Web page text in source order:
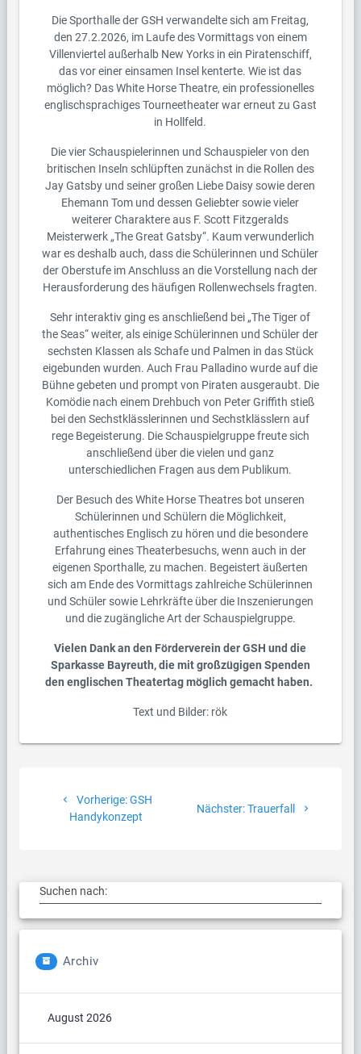
Die Sporthalle der GSH verwandelte sich am Freitag,
den 27.2.2026, im Laufe des Vormittags von einem
Villenviertel außerhalb New Yorks in ein Piratenschiff,
das vor einer einsamen Insel kenterte. Wie ist das
möglich? Das White Horse Theatre, ein professionelles
englischsprachiges Tourneetheater war erneut zu Gast
in Hollfeld.
Die vier Schauspielerinnen und Schauspieler von den
britischen Inseln schlüpften zunächst in die Rollen des
Jay Gatsby und seiner großen Liebe Daisy sowie deren
Ehemann Tom und dessen Geliebter sowie vieler
weiterer Charaktere aus F. Scott Fitzgeralds
Meisterwerk „The Great Gatsby“. Kaum verwunderlich
war es deshalb auch, dass die Schülerinnen und Schüler
der Oberstufe im Anschluss an die Vorstellung nach der
Herausforderung des häufigen Rollenwechsels fragten.
Sehr interaktiv ging es anschließend bei „The Tiger of
the Seas“ weiter, als einige Schülerinnen und Schüler der
sechsten Klassen als Schafe und Palmen in das Stück
eigebunden wurden. Auch Frau Palladino wurde auf die
Bühne gebeten und prompt von Piraten ausgeraubt. Die
Komödie nach einem Drehbuch von Peter Griffith stieß
bei den Sechstklässlerinnen und Sechstklässlern auf
rege Begeisterung. Die Schauspielgruppe freute sich
anschließend über die vielen und ganz
unterschiedlichen Fragen aus dem Publikum.
Der Besuch des White Horse Theatres bot unseren
Schülerinnen und Schülern die Möglichkeit,
authentisches Englisch zu hören und die besondere
Erfahrung eines Theaterbesuchs, wenn auch in der
eigenen Sporthalle, zu machen. Begeistert äußerten
sich am Ende des Vormittags zahlreiche Schülerinnen
und Schüler sowie Lehrkräfte über die Inszenierungen
und die zugängliche Art der Schauspielgruppe.
Vielen Dank an den Förderverein der GSH und die
Sparkasse Bayreuth, die mit großzügigen Spenden
den englischen Theatertag möglich gemacht haben.
Text und Bilder: rök
Vorherige:Vorheriger
Beitrag:
GSH
Handykonzept
Nächster:Nächster
Trauerfall
Suchen nach:
Archiv
August 2026